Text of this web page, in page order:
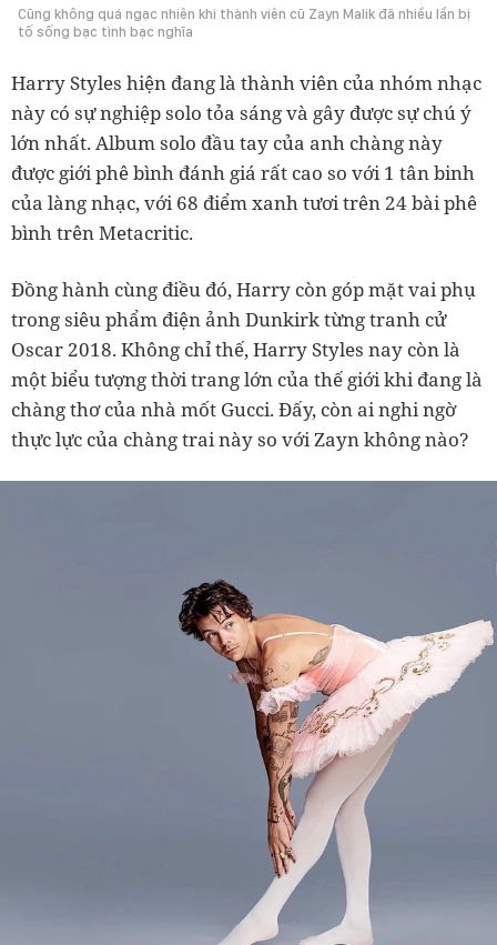
Cũng không quá ngạc nhiên khi thành viên cũ Zayn Malik đã nhiều lần bị
tố sống bạc tình bạc nghĩa
Harry Styles hiện đang là thành viên của nhóm nhạc
này có sự nghiệp solo tỏa sáng và gây được sự chú ý
lớn nhất. Album solo đầu tay của anh chàng này
được giới phê bình đánh giá rất cao so với 1 tân binh
của làng nhạc, với 68 điểm xanh tươi trên 24 bài phê
bình trên Metacritic.
Đồng hành cùng điều đó, Harry còn góp mặt vai phụ
trong siêu phẩm điện ảnh Dunkirk từng tranh cử
Oscar 2018. Không chỉ thế, Harry Styles nay còn là
một biểu tượng thời trang lớn của thế giới khi đang là
chàng thơ của nhà mốt Gucci. Đấy, còn ai nghi ngờ
thực lực của chàng trai này so với Zayn không nào?